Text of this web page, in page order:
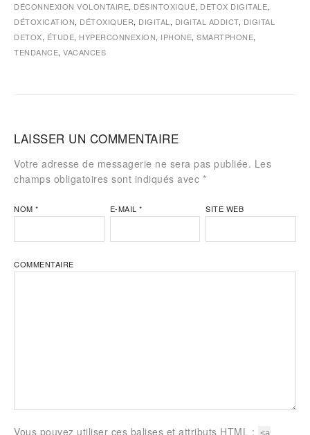
DÉCONNEXION VOLONTAIRE, DÉSINTOXIQUÉ, DETOX DIGITALE,
DÉTOXICATION, DÉTOXIQUER, DIGITAL , DIGITAL ADDICT, DIGITAL
DETOX, ÉTUDE, HYPERCONNEXION, IPHONE, SMARTPHONE,
TENDANCE, VACANCES
LAISSER UN COMMENTAIRE
Votre adresse de messagerie ne sera pas publiée. Les
champs obligatoires sont indiqués avec *
NOM * E-MAIL* SITE WEB
COMMENTAIRE
Vous pouvez utiliser ces balises et attributs HTML : <a